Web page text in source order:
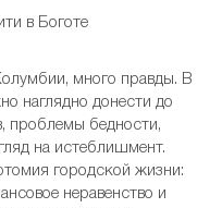
много правды. В
наглядно донести до
проблемы бедности,
на истеблишмент.
городской жизни:
неравенство и